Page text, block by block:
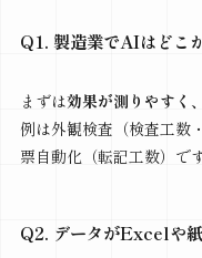
Q1. 製造業でAIはどこ
まずは効果が測りやすく
例は外観検査（検査工数
票自動化（転記工数）です
Q2. データがExcelや